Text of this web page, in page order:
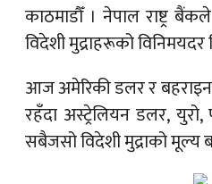
काठमाडौँ । नेपाल राष्ट्र
विदेशी मुद्राहरूको विनिमयदर
आज अमेरिकी डलर र बहराइन
रहँदा अस्ट्रेलियन डलर,
सबैजसो विदेशी मुद्राको मूल्य